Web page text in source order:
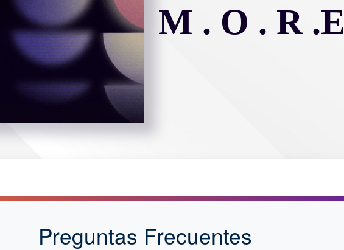
M . O . R .E
Preguntas Frecuentes